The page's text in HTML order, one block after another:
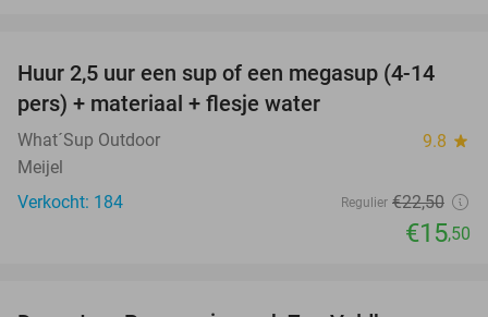
31%
Huur 2,5 uur een sup of een megasup (4-14
pers) + materiaal + flesje water
What´Sup Outdoor 9.8 star
Meijel
Verkocht: 184
Regulier €22,50
€15,50